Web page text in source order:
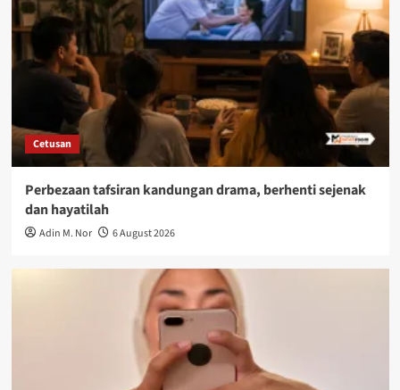
Cetusan
Perbezaan tafsiran kandungan drama, berhenti sejenak
dan hayatilah
Adin M. Nor 6 August 2026